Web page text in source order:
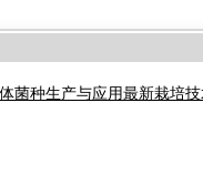
菌种生产与应用最新栽培